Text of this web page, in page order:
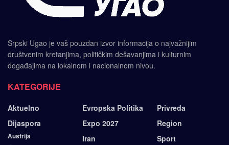
Srpski Ugao je vaš pouzdan izvor informacija o najvažnijim
društvenim kretanjima, političkim dešavanjima i kulturnim
događajima na lokalnom i nacionalnom nivou.
KATEGORIJE
Aktuelno
Dijaspora
Austrija
Evropska Politika
Expo 2027
Iran
Privreda
Region
Sport